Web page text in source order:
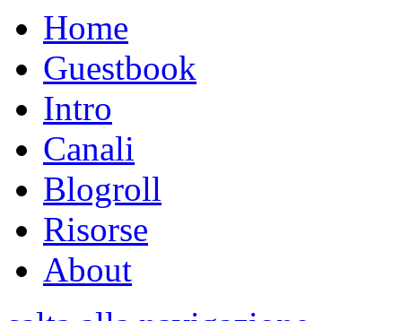
Home
Guestbook
Intro
Canali
Blogroll
Risorse
About